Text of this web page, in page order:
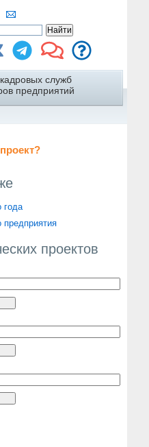
служб
предприятий
года
предприятия
проектов